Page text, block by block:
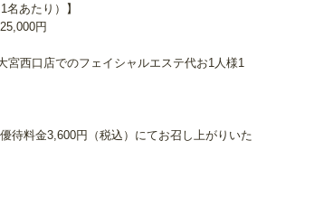
名あたり）】
円
西口店でのフェイシャルエステ代お1人様1
待料金3,600円（税込）にてお召し上がりいた